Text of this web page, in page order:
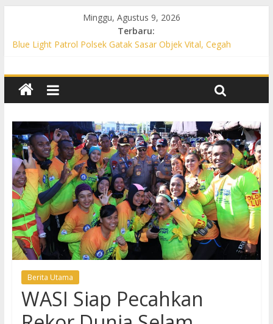
Minggu, Agustus 9, 2026
Terbaru:
Blue Light Patrol Polsek Gatak Sasar Objek Vital, Cegah
Permukiman, Antisipasi 3C dan Gangguan Kamtibmas
Patroli KRYD Polsek Baki Sisir Titik Rawan, Cegah 3C hingga
Patroli Blue Light Polsek Nguter Sasar Perbankan hingga
Permukiman, Antisipasi 3C dan Gangguan Kamtibmas
Blue Light Patrol Polsek Tawangsari Sisir Belasan Desa, Cegah
Kejahatan 3C dan Gangguan Kamtibmas
Berita Utama
WASI Siap Pecahkan